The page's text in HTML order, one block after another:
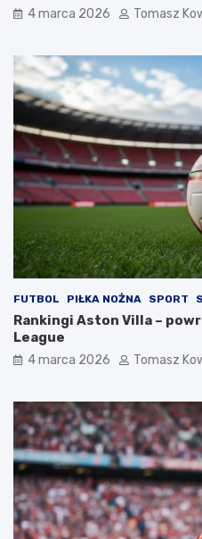
4 marca 2026 Tomasz
FUTBOL PIŁKA NOŻNA SPORT
Rankingi Aston Villa –
League
4 marca 2026 Tomasz